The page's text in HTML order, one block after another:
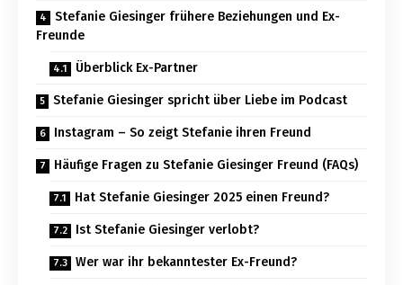
Stefanie Giesinger frühere Beziehungen und Ex-
Freunde
Überblick Ex-Partner
Stefanie Giesinger spricht über Liebe im Podcast
Instagram – So zeigt Stefanie ihren Freund
Häufige Fragen zu Stefanie Giesinger Freund (FAQs)
Hat Stefanie Giesinger 2025 einen Freund?
Ist Stefanie Giesinger verlobt?
Wer war ihr bekanntester Ex-Freund?